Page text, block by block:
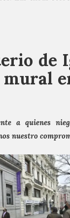
de
a quienes
nuestro